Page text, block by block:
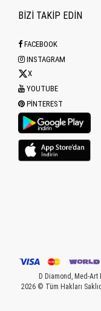
BİZİ TAKİP EDİN
FACEBOOK
INSTAGRAM
X
YOUTUBE
PINTEREST
D Diamond, Med-Art
2026 © Tüm Hakları